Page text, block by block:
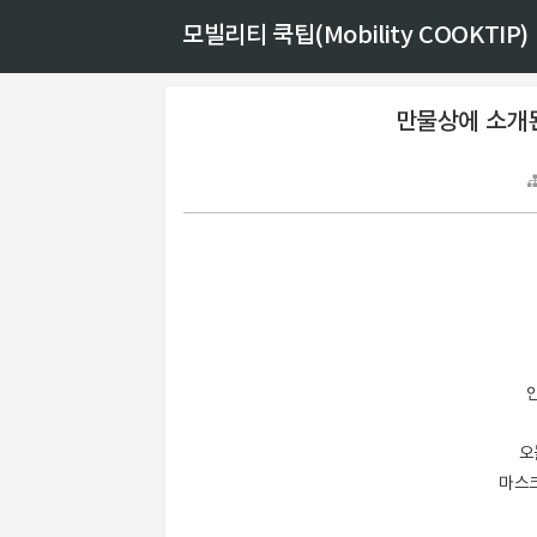
모빌리티 쿡팁(Mobility COOKTIP)
만물상에 소개
오
마스